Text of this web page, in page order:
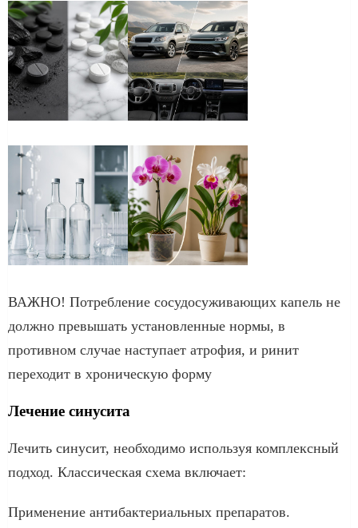
ВАЖНО! Потребление сосудосуживающих капель не
должно превышать установленные нормы, в
противном случае наступает атрофия, и ринит
переходит в хроническую форму
Лечение синусита
Лечить синусит, необходимо используя комплексный
подход. Классическая схема включает:
Применение антибактериальных препаратов.